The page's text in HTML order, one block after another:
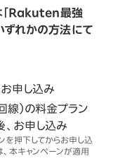
「Rakuten最強
ずれかの方法にて
申し込み
線）の料金プラン
、お申し込み
を押下してからお申し込
本キャンペーンが適用